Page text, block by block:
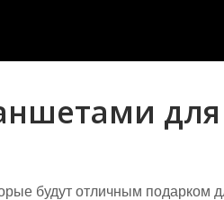
для
будут отличным подарком